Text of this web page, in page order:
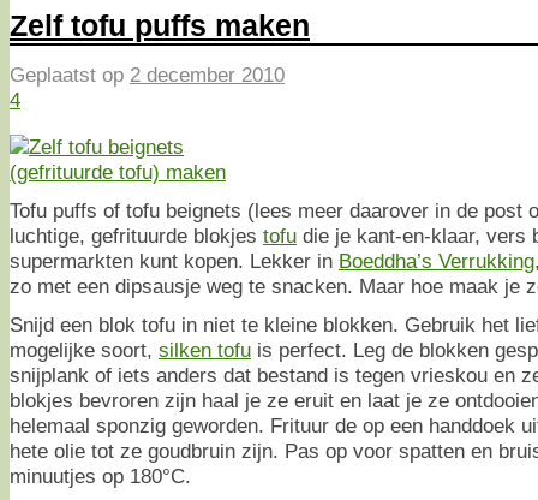
Zelf tofu puffs maken
Geplaatst op 2 december 2010
4
Tofu puffs of tofu beignets (lees meer daarover in de post
luchtige, gefrituurde blokjes tofu die je kant-en-klaar, vers
supermarkten kunt kopen. Lekker in Boeddha’s Verrukking
zo met een dipsausje weg te snacken. Maar hoe maak je
Snijd een blok tofu in niet te kleine blokken. Gebruik het
mogelijke soort, silken tofu is perfect. Leg de blokken
snijplank of iets anders dat bestand is tegen vrieskou en
blokjes bevroren zijn haal je ze eruit en laat je ze
helemaal sponzig geworden. Frituur de op een handdoek
hete olie tot ze goudbruin zijn. Pas op voor spatten en
minuutjes op 180°C.